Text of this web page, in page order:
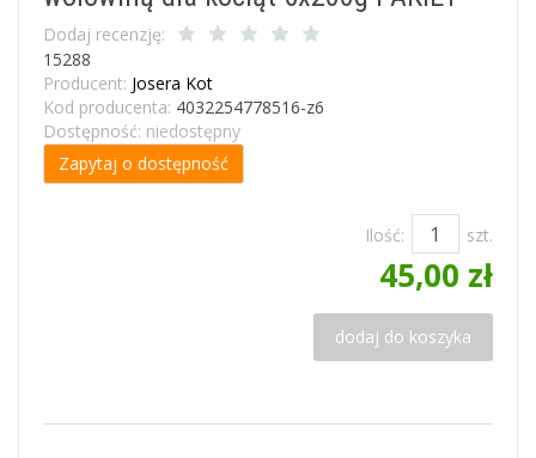
Dodaj recenzję:
15288
Producent: Josera Kot
Kod producenta: 4032254778516-z6
Dostępność: niedostępny
Zapytaj o dostępność
Ilość: szt.
45,00 zł
dodaj do koszyka